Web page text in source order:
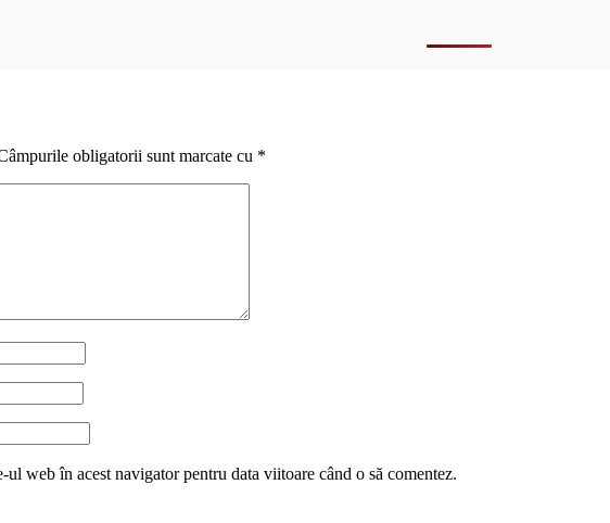
obligatorii sunt marcate cu *
web în acest navigator pentru data viitoare când o să comentez.